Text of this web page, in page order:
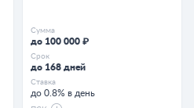
Сумма
до 100 000 ₽
Срок
до 168 дней
Ставка
до 0.8% в день